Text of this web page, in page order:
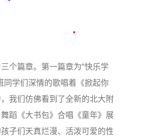
个篇章。第一篇章为“快乐学
同学们深情的歌唱着《掀起你
我们仿佛看到了全新的北大附
蹈《大书包》合唱《童年》展
子们天真烂漫、活泼可爱的性